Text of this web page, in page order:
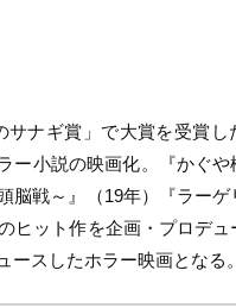
ナギ賞」で大賞を受賞し
ー小説の映画化。『かぐや
脳戦～』（19年）『ラーゲ
ヒット作を企画・プロデ
ースしたホラー映画となる。